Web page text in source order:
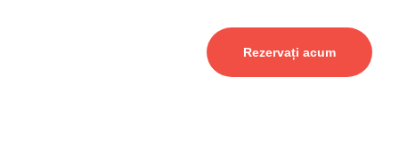
Rezervați acum